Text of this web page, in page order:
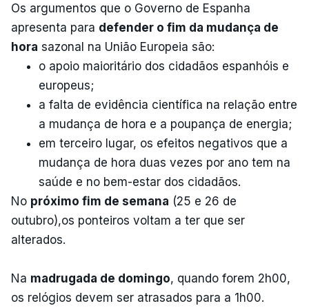
Os argumentos que o Governo de Espanha
apresenta para defender o fim da mudança de
hora sazonal na União Europeia são:
o apoio maioritário dos cidadãos espanhóis e
europeus;
a falta de evidência científica na relação entre
a mudança de hora e a poupança de energia;
em terceiro lugar, os efeitos negativos que a
mudança de hora duas vezes por ano tem na
saúde e no bem-estar dos cidadãos.
No próximo fim de semana (25 e 26 de
outubro),os ponteiros voltam a ter que ser
alterados.
Na madrugada de domingo, quando forem 2h00,
os relógios devem ser atrasados para a 1h00.